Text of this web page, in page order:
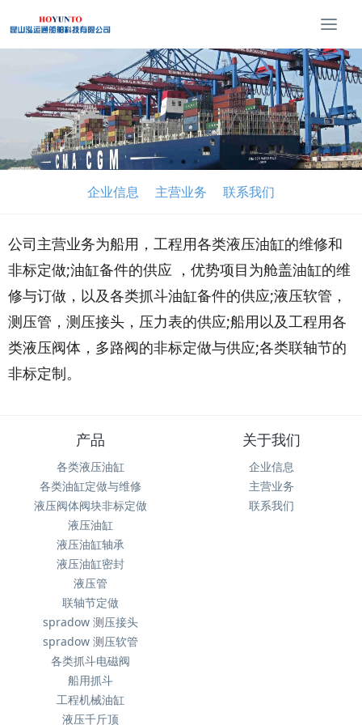
T
o
g
g
l
e
n
a
v
t
i
o
n
企业信息 主营业务 联系我们
公司主营业务为船用，工程用各类液压油缸的维修和
非标定做;油缸备件的供应 ，优势项目为舱盖油缸的维
修与订做，以及各类抓斗油缸备件的供应;液压软管，
测压管，测压接头，压力表的供应;船用以及工程用各
类液压阀体，多路阀的非标定做与供应;各类联轴节的
非标定制。
产品
各类液压油缸
各类油缸定做与维修
液压阀体阀块非标定做
液压油缸
液压油缸轴承
液压油缸密封
液压管
联轴节定做
spradow 测压接头
spradow 测压软管
各类抓斗电磁阀
船用抓斗
工程机械油缸
液压千斤顶
关于我们
企业信息
主营业务
联系我们